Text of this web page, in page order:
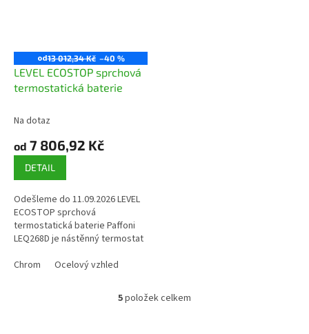
od13 012,34 Kč –40 %
LEVEL ECOSTOP sprchová
termostatická baterie
Na dotaz
od 7 806,92 Kč
DETAIL
Odešleme do 11.09.2026 LEVEL
ECOSTOP sprchová
termostatická baterie Paffoni
LEQ268D je nástěnný termostat
vody u sprchy s integrovaným...
Chrom Ocelový vzhled
O
5položek celkem